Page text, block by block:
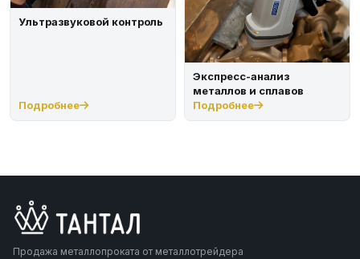
Ультразвуковой контроль
Подробнее
Экспресс-анализ
металлов и сплавов
Подробнее
Продажа металлопроката от металлотрейдера